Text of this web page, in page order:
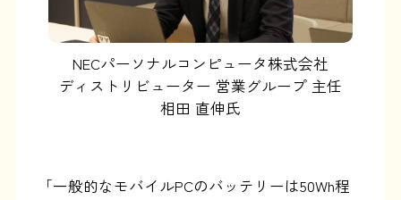
NECパーソナルコンピュータ株式会社
ディストリビューター 営業グループ 主任
相田 直伸氏
「一般的なモバイルPCのバッテリーは50Wh程